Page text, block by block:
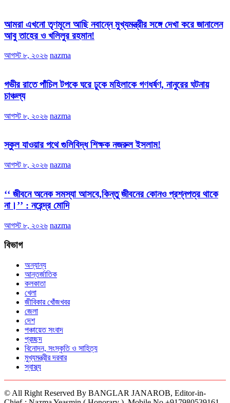
আমরা এখনো তৃণমূলে আছি নবান্নে মুখ্যমন্ত্রীর সঙ্গে দেখা করে জানালেন
আবু তাহের ও খলিলুর রহমান!
আগস্ট ৮, ২০২৬ nazma
গভীর রাতে পাঁচিল টপকে ঘরে ঢুকে মহিলাকে গণধর্ষণ, নানুরের ঘটনায়
চাঞ্চল্য
আগস্ট ৮, ২০২৬ nazma
স্কুল যাওয়ার পথে গুলিবিদ্ধ শিক্ষক নজরুল ইসলাম!
আগস্ট ৮, ২০২৬ nazma
‘‘ জীবনে অনেক সমস্যা আসবে,কিন্তু জীবনের কোনও প্রশ্নপত্র থাকে
না।’’ : নরেন্দ্র মোদি
আগস্ট ৮, ২০২৬ nazma
বিভাগ
অন্যান্য
আন্তর্জাতিক
কলকাতা
খেলা
জীবিকার খোঁজখবর
জেলা
দেশ
পঞ্চায়েত সংবাদ
প্রচ্ছদ
বিনোদন, সংস্কৃতি ও সাহিত্য
মুখ্যমন্ত্রীর দরবার
স্বাস্থ্য
© All Right Reserved By BANGLAR JANAROB, Editor-in-